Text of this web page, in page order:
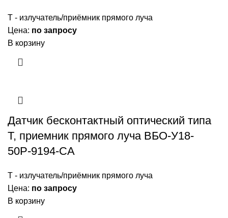
Т - излучатель/приёмник прямого луча
Цена: по запросу
В корзину
Датчик бесконтактный оптический типа
Т, приемник прямого луча ВБО-У18-
50Р-9194-СА
Т - излучатель/приёмник прямого луча
Цена: по запросу
В корзину